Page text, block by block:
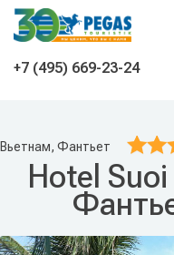
На главную
+7 (495) 669-23-24
Вьетнам, Фантьет
Hotel